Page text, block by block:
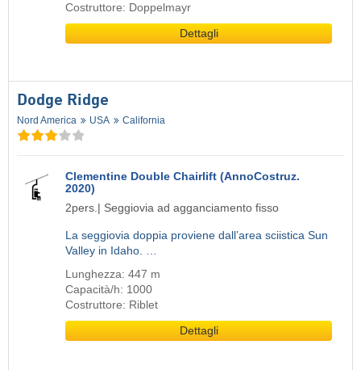
Costruttore: Doppelmayr
Dettagli
Dodge Ridge
Nord America USA California
Clementine Double Chairlift (AnnoCostruz.
2020)
2pers.| Seggiovia ad agganciamento fisso
La seggiovia doppia proviene dall’area sciistica Sun
Valley in Idaho. …
Lunghezza: 447 m
Capacità/h: 1000
Costruttore: Riblet
Dettagli